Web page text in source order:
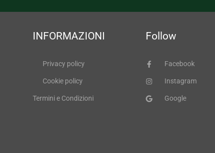
INFORMAZIONI
Privacy policy
Cookie policy
Termini e Condizioni
Follow
Facebook
Instagram
Google